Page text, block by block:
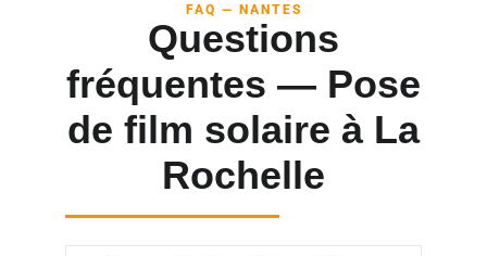
FAQ — NANTES
Questions
fréquentes — Pose
de film solaire à La
Rochelle